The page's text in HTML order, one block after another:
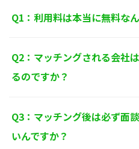
本人からの苦情および相談
正、削除、または利用もし
れたときは、適法かつ遅滞
に関する法令、国が定める
Q1：利用料は本当に無料な
Q2：マッチングされる会社
るのですか？
Q3：マッチング後は必ず面
いんですか？